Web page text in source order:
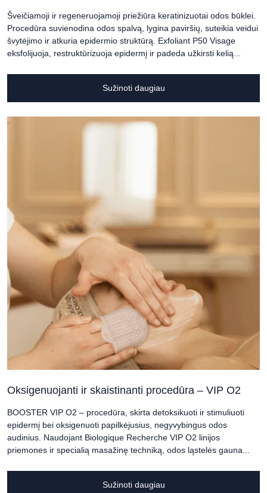
Šveičiamoji ir regeneruojamoji priežiūra keratinizuotai odos būklei.
Procedūra suvienodina odos spalvą, lygina paviršių, suteikia veidui
švytėjimo ir atkuria epidermio struktūrą. Exfoliant P50 Visage
eksfolijuoja, restruktūrizuoja epidermį ir padeda užkirsti kelią...
Sužinoti daugiau
Oksigenuojanti ir skaistinanti procedūra – VIP O2
BOOSTER VIP O2 – procedūra, skirta detoksikuoti ir stimuliuoti
epidermį bei oksigenuoti papilkėjusius, negyvybingus odos
audinius. Naudojant Biologique Recherche VIP O2 linijos
priemones ir specialią masažinę techniką, odos ląstelės gauna...
Sužinoti daugiau